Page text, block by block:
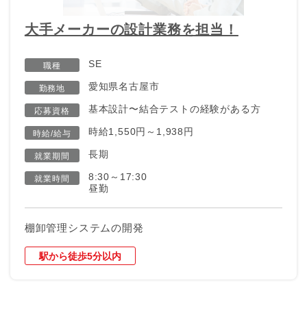
大手メーカーの設計業務を担当！
職種 SE
勤務地 愛知県名古屋市
応募資格 基本設計〜結合テストの経験がある方
時給/給与 時給1,550円～1,938円
就業期間 長期
就業時間
8:30～17:30
昼勤
棚卸管理システムの開発
駅から徒歩5分以内